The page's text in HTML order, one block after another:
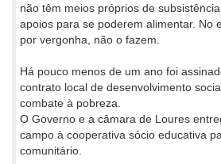
não têm meios próprios de
apoios para se poderem alimentar. No
por vergonha, não o fazem.
Há pouco menos de um ano foi
contrato local de desenvolvimento
combate à pobreza.
O Governo e a câmara de Loures
campo à cooperativa sócio educativa
comunitário.